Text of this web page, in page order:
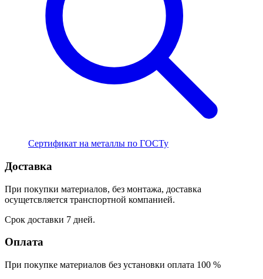
Сертификат на металлы по ГОСТу
Доставка
При покупки материалов, без монтажа, доставка
осущетсвляется транспортной компанией.
Срок доставки 7 дней.
Оплата
При покупке материалов без установки оплата 100 %